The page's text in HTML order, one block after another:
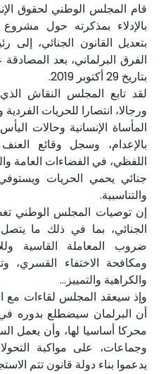
قام المجلس الوطني لحقوق
بتعديل القانون الجنائي،
الفرق البرلماني، بعد
بتاريخ 29 أكتوبر 2019.
لقد تابع المجلس النقاش
ورجالا، انتصارا للحريات
المأساة الإنسانية وحالات
بالإعدام، وسجل وقائع
اللفظي، في الفضاءات العامة
جنائي يحمي الحريات
والتناسبية.
إن توصيات المجلس الوطني
الجنائي، بما في ذلك ما
ضروب المعاملة القاسية
ومكافحة الاختفاء القسري،
والكراهية والتمييز...
وإذ سيعقد المجلس لقاءات مع
أن البرلمان سيضطلع بدوره في
محركا أساسيا لها، وأن يعمل
وجماعات، على مواكبة
يدعموا بناء دولة قانون تتم